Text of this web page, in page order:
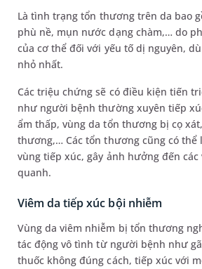
Là tình trạng tổn thương trên da bao
phù nề, mụn nước dạng chàm,… do
của cơ thể đối với yếu tố dị nguyên,
nhỏ nhất.
Các triệu chứng sẽ có điều kiện tiến
như người bệnh thường xuyên tiếp
ẩm thấp, vùng da tổn thương bị cọ
thương,… Các tổn thương cũng có thể
vùng tiếp xúc, gây ảnh hưởng đến
quanh.
Viêm da tiếp xúc bội nhiễm
Vùng da viêm nhiễm bị tổn thương
tác động vô tình từ người bệnh như
thuốc không đúng cách, tiếp xúc với